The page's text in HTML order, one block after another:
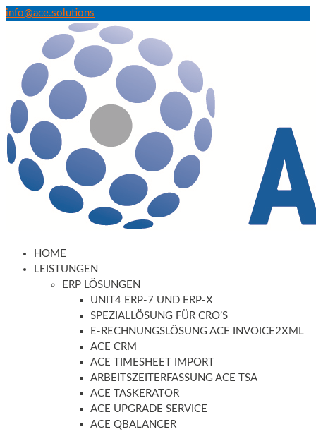
info@ace.solutions
HOME
LEISTUNGEN
ERP LÖSUNGEN
UNIT4 ERP-7 UND ERP-X
SPEZIALLÖSUNG FÜR CRO’S
E-RECHNUNGSLÖSUNG ACE INVOICE2XML
ACE CRM
ACE TIMESHEET IMPORT
ARBEITSZEITERFASSUNG ACE TSA
ACE TASKERATOR
ACE UPGRADE SERVICE
ACE QBALANCER